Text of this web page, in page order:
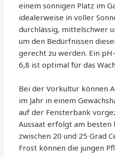
einem sonnigen Platz im
idealerweise in voller
durchlässig, mittelschwer
um den Bedürfnissen
gerecht zu werden. Ein
6,8 ist optimal für das
Bei der Vorkultur können
im Jahr in einem
auf der Fensterbank
Aussaat erfolgt am
zwischen 20 und 25 Grad
Frost können die jungen